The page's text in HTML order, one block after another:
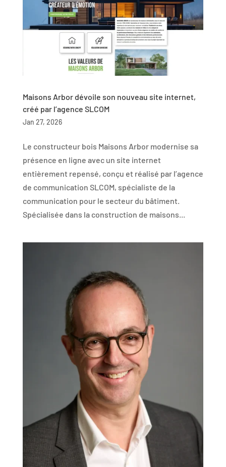
Maisons Arbor dévoile son nouveau site internet,
créé par l’agence SLCOM
Jan 27, 2026
Le constructeur bois Maisons Arbor modernise sa
présence en ligne avec un site internet
entièrement repensé, conçu et réalisé par l’agence
de communication SLCOM, spécialiste de la
communication pour le secteur du bâtiment.
Spécialisée dans la construction de maisons...